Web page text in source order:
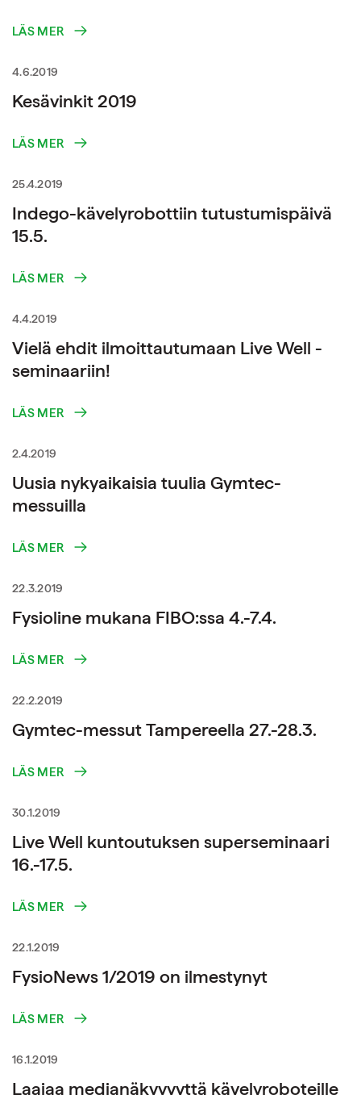
LÄS MER
4.6.2019
Kesävinkit 2019
LÄS MER
25.4.2019
Indego-kävelyrobottiin tutustumispäivä
15.5.
LÄS MER
4.4.2019
Vielä ehdit ilmoittautumaan Live Well -
seminaariin!
LÄS MER
2.4.2019
Uusia nykyaikaisia tuulia Gymtec-
messuilla
LÄS MER
22.3.2019
Fysioline mukana FIBO:ssa 4.-7.4.
LÄS MER
22.2.2019
Gymtec-messut Tampereella 27.-28.3.
LÄS MER
30.1.2019
Live Well kuntoutuksen superseminaari
16.-17.5.
LÄS MER
22.1.2019
FysioNews 1/2019 on ilmestynyt
LÄS MER
16.1.2019
Laajaa medianäkyvyyttä kävelyroboteille